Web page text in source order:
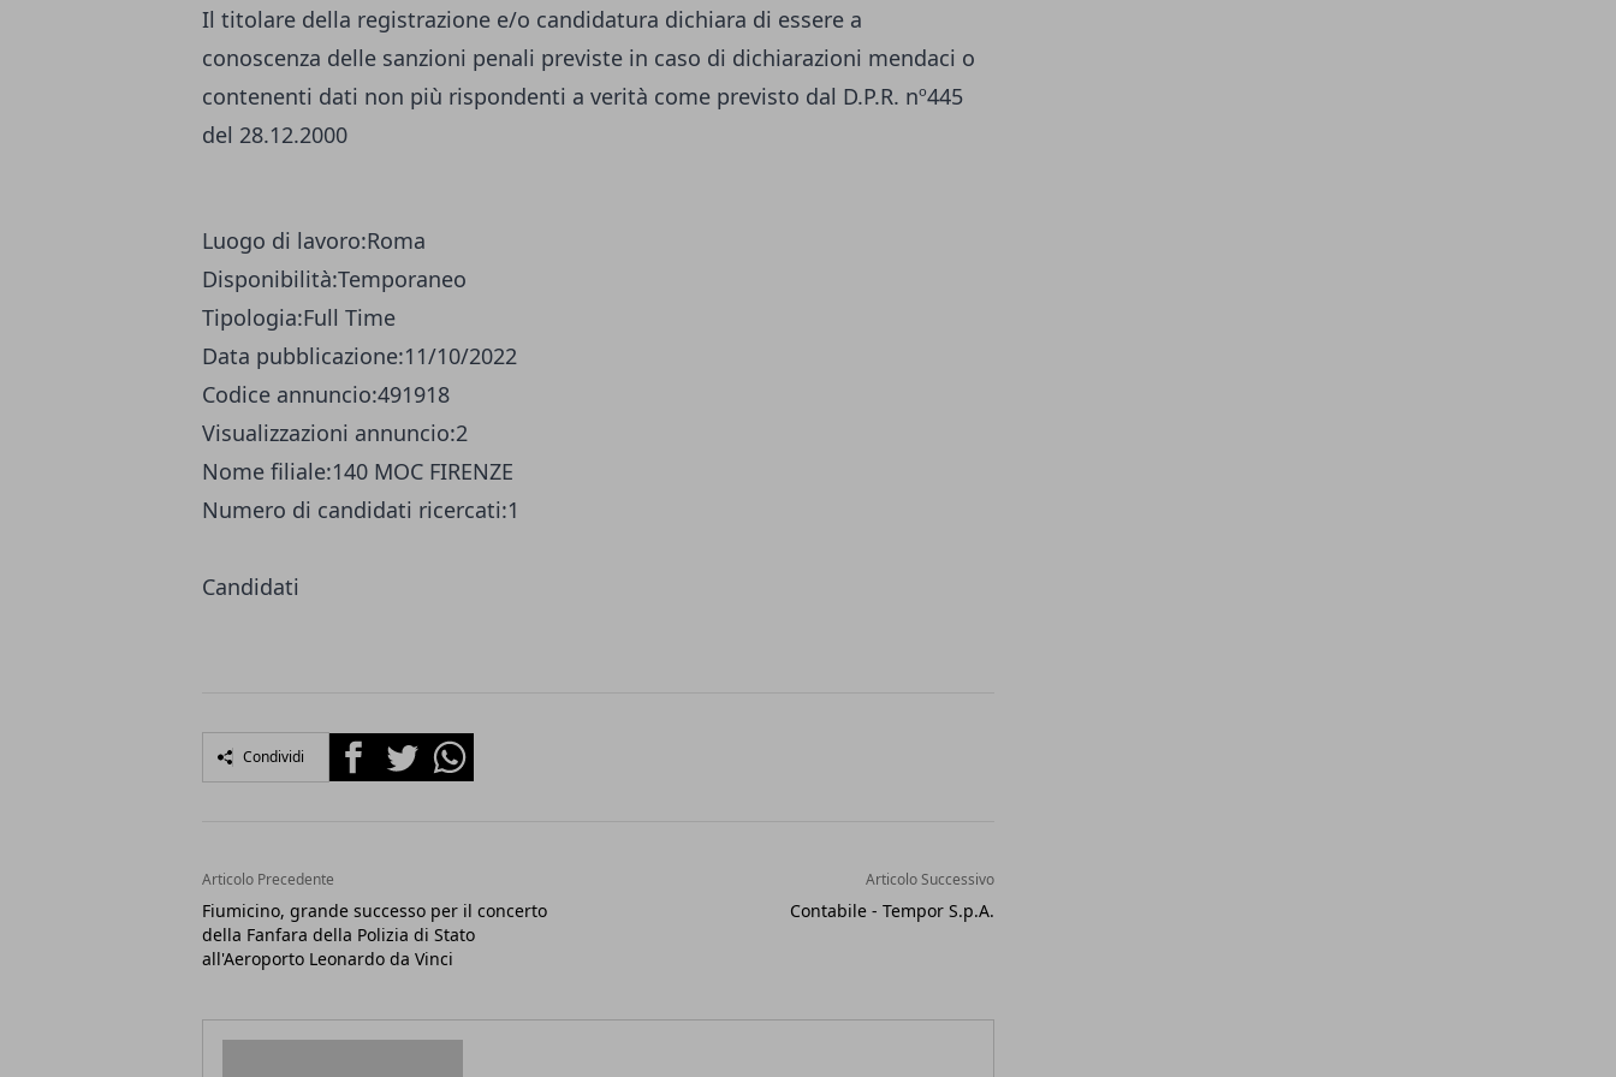
Il titolare della registrazione e/o candidatura dichiara di essere a
conoscenza delle sanzioni penali previste in caso di dichiarazioni mendaci o
contenenti dati non più rispondenti a verità come previsto dal D.P.R. nº445
del 28.12.2000
Luogo di lavoro:Roma
Disponibilità:Temporaneo
Tipologia:Full Time
Data pubblicazione:11/10/2022
Codice annuncio:491918
Visualizzazioni annuncio:2
Nome filiale:140 MOC FIRENZE
Numero di candidati ricercati:1
Candidati
Condividi FacebookTwitterWhatsapp
Articolo Precedente
Fiumicino, grande successo per il concerto
della Fanfara della Polizia di Stato
all'Aeroporto Leonardo da Vinci
Articolo Successivo
Contabile - Tempor S.p.A.